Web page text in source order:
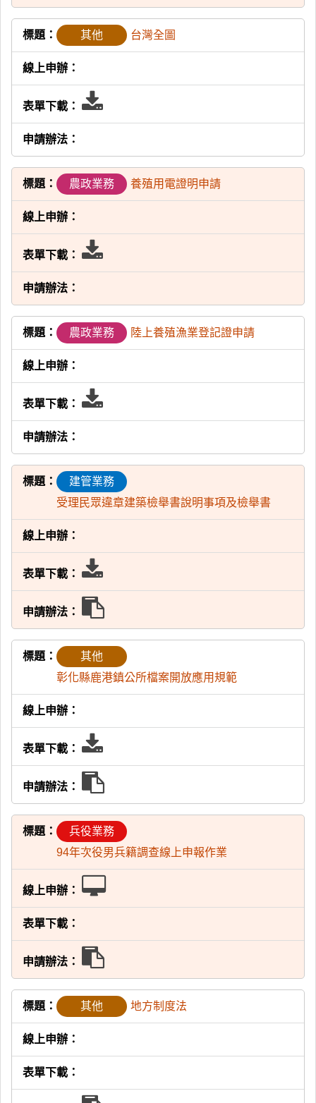
下
載
其他 台灣全圖
表
單
下
載
農政業務 養殖用電證明申請
表
單
下
載
農政業務 陸上養殖漁業登記證申請
表
單
下
載
建管業務
受理民眾違章建築檢舉書說明事項及檢舉書
表
單
下
載
申
請
辦
其他
彰化縣鹿港鎮公所檔案開放應用規範
表
單
下
載
申
請
辦
法
兵役業務
94年次役男兵籍調查線上申報作業
線
上
申
辦
申
請
辦
法
其他 地方制度法